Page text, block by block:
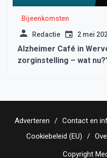
Bijeenkomsten
Redactie 2 mei
Alzheimer Café in
zorginstelling – wat
Adverteren Contact en
Cookiebeleid (EU)
Copyright